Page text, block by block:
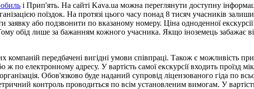
і Прип'ять. На сайті Kava.ua можна переглянути доступну
поїздок. На протязі цього часу понад 8 тисяч учасників
заявку або подзвонити по вказаному номеру. Ціна одноденної
обід лише за бажанням кожного учасника. Якщо іноземець забажає
компаній передбачені вигідні умови співпраці. Також є можливість
електронному адресу. У вартість самої екскурсії входить проїзд
Обов'язково буде наданий супровід ліцензованого гіда по
контроль проводиться по всім установленим вимогам. У